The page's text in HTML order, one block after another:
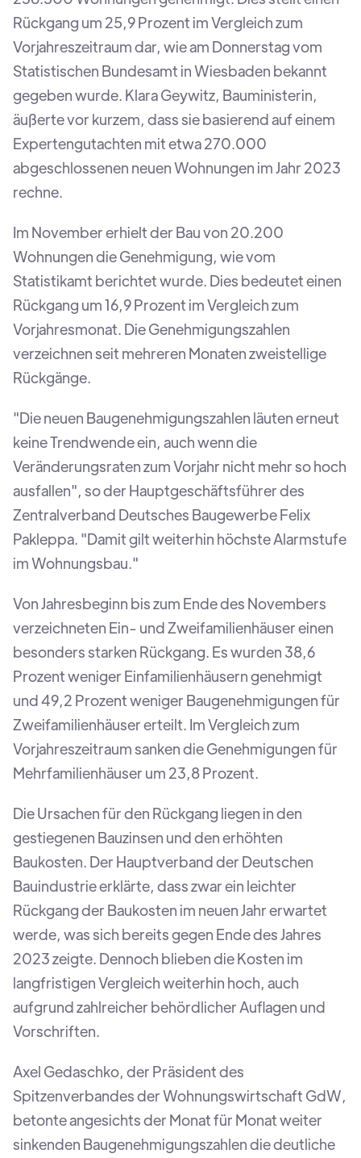
Rückgang um 25,9 Prozent im Vergleich zum
Vorjahreszeitraum dar, wie am Donnerstag vom
Statistischen Bundesamt in Wiesbaden bekannt
gegeben wurde. Klara Geywitz, Bauministerin,
äußerte vor kurzem, dass sie basierend auf einem
Expertengutachten mit etwa 270.000
abgeschlossenen neuen Wohnungen im Jahr 2023
rechne.
Im November erhielt der Bau von 20.200
Wohnungen die Genehmigung, wie vom
Statistikamt berichtet wurde. Dies bedeutet einen
Rückgang um 16,9 Prozent im Vergleich zum
Vorjahresmonat. Die Genehmigungszahlen
verzeichnen seit mehreren Monaten zweistellige
Rückgänge.
"Die neuen Baugenehmigungszahlen läuten erneut
keine Trendwende ein, auch wenn die
Veränderungsraten zum Vorjahr nicht mehr so hoch
ausfallen", so der Hauptgeschäftsführer des
Zentralverband Deutsches Baugewerbe Felix
Pakleppa. "Damit gilt weiterhin höchste Alarmstufe
im Wohnungsbau."
Von Jahresbeginn bis zum Ende des Novembers
verzeichneten Ein- und Zweifamilienhäuser einen
besonders starken Rückgang. Es wurden 38,6
Prozent weniger Einfamilienhäusern genehmigt
und 49,2 Prozent weniger Baugenehmigungen für
Zweifamilienhäuser erteilt. Im Vergleich zum
Vorjahreszeitraum sanken die Genehmigungen für
Mehrfamilienhäuser um 23,8 Prozent.
Die Ursachen für den Rückgang liegen in den
gestiegenen Bauzinsen und den erhöhten
Baukosten. Der Hauptverband der Deutschen
Bauindustrie erklärte, dass zwar ein leichter
Rückgang der Baukosten im neuen Jahr erwartet
werde, was sich bereits gegen Ende des Jahres
2023 zeigte. Dennoch blieben die Kosten im
langfristigen Vergleich weiterhin hoch, auch
aufgrund zahlreicher behördlicher Auflagen und
Vorschriften.
Axel Gedaschko, der Präsident des
Spitzenverbandes der Wohnungswirtschaft GdW,
betonte angesichts der Monat für Monat weiter
sinkenden Baugenehmigungszahlen die deutliche